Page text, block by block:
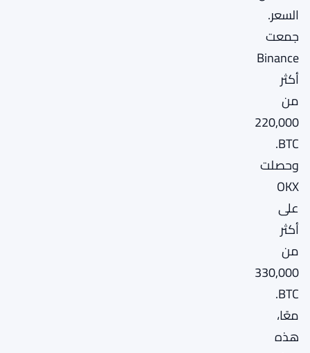
السعر.
جمعت
Binance
أكثر
من
220,000
BTC.
وحصلت
OKX
على
أكثر
من
330,000
BTC.
معًا،
هذه